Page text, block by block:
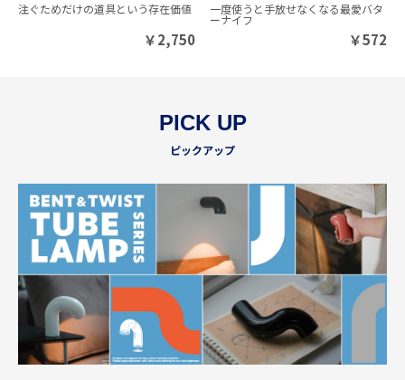
注ぐためだけの道具という存在価値
￥2,750
一度使うと手放せなくなる最愛バタ
ーナイフ
￥572
PICK UP
ピックアップ